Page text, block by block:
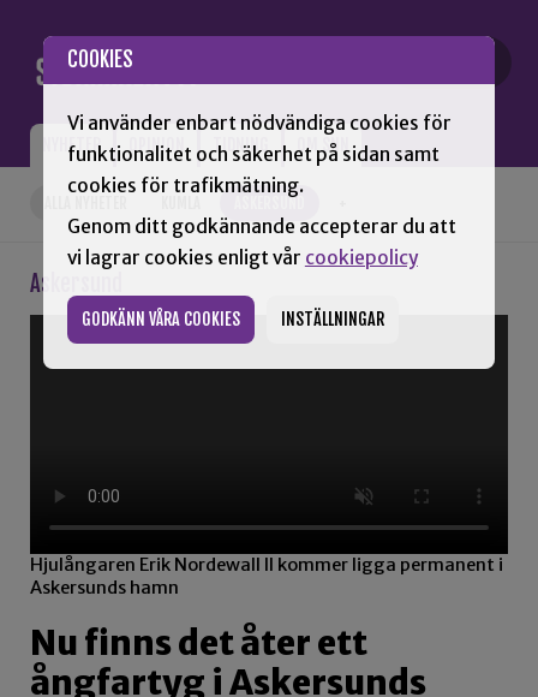
COOKIES
Vi använder enbart nödvändiga cookies för
funktionalitet och säkerhet på sidan samt
cookies för trafikmätning.
Genom ditt godkännande accepterar du att
vi lagrar cookies enligt vår cookiepolicy
GODKÄNN VÅRA COOKIES INSTÄLLNINGAR
NYHETER OPINION TIDNING OM SNN
ASKERSUND
Askersund
Hjulångaren Erik Nordewall II kommer ligga permanent i
Askersunds hamn
Nu finns det åter ett
ångfartyg i Askersunds